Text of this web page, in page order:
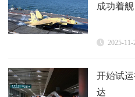
成功着
2025-11-
开始试
达